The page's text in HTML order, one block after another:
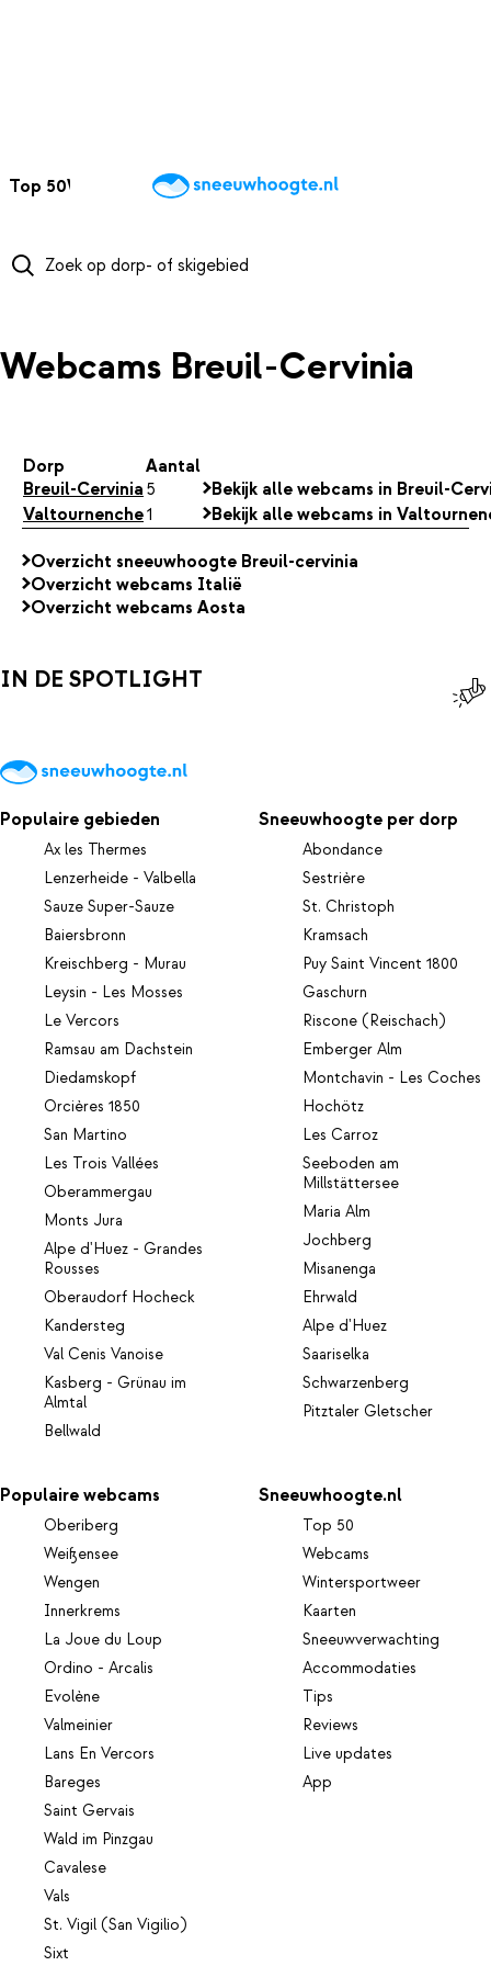
Top 50Webcams WintersportweerKaarten
Webcams Breuil-Cervinia
Dorp
Aantal
Breuil-Cervinia 5
Bekijk alle webcams in Breuil-
Valtournenche1 Bekijk alle webcams in
Overzicht sneeuwhoogte Breuil-cervinia
Overzicht webcams Italië
Overzicht webcams Aosta
IN DE SPOTLIGHT
Populaire gebieden
Ax les Thermes
Lenzerheide - Valbella
Sauze Super-Sauze
Baiersbronn
Kreischberg - Murau
Leysin - Les Mosses
Le Vercors
Ramsau am Dachstein
Diedamskopf
Orcières 1850
San Martino
Les Trois Vallées
Oberammergau
Monts Jura
Alpe d'Huez - Grandes
Rousses
Oberaudorf Hocheck
Kandersteg
Val Cenis Vanoise
Kasberg - Grünau im
Almtal
Bellwald
Sneeuwhoogte per dorp
Abondance
Sestrière
St. Christoph
Kramsach
Puy Saint Vincent 1800
Gaschurn
Riscone (Reischach)
Emberger Alm
Montchavin - Les Coches
Hochötz
Les Carroz
Seeboden am
Millstättersee
Maria Alm
Jochberg
Misanenga
Ehrwald
Alpe d'Huez
Saariselka
Schwarzenberg
Pitztaler Gletscher
Populaire webcams
Oberiberg
Weißensee
Wengen
Innerkrems
La Joue du Loup
Ordino - Arcalis
Evolène
Valmeinier
Lans En Vercors
Bareges
Saint Gervais
Wald im Pinzgau
Cavalese
Vals
St. Vigil (San Vigilio)
Sixt
Sneeuwhoogte.nl
Top 50
Webcams
Wintersportweer
Kaarten
Sneeuwverwachting
Accommodaties
Tips
Reviews
Live updates
App